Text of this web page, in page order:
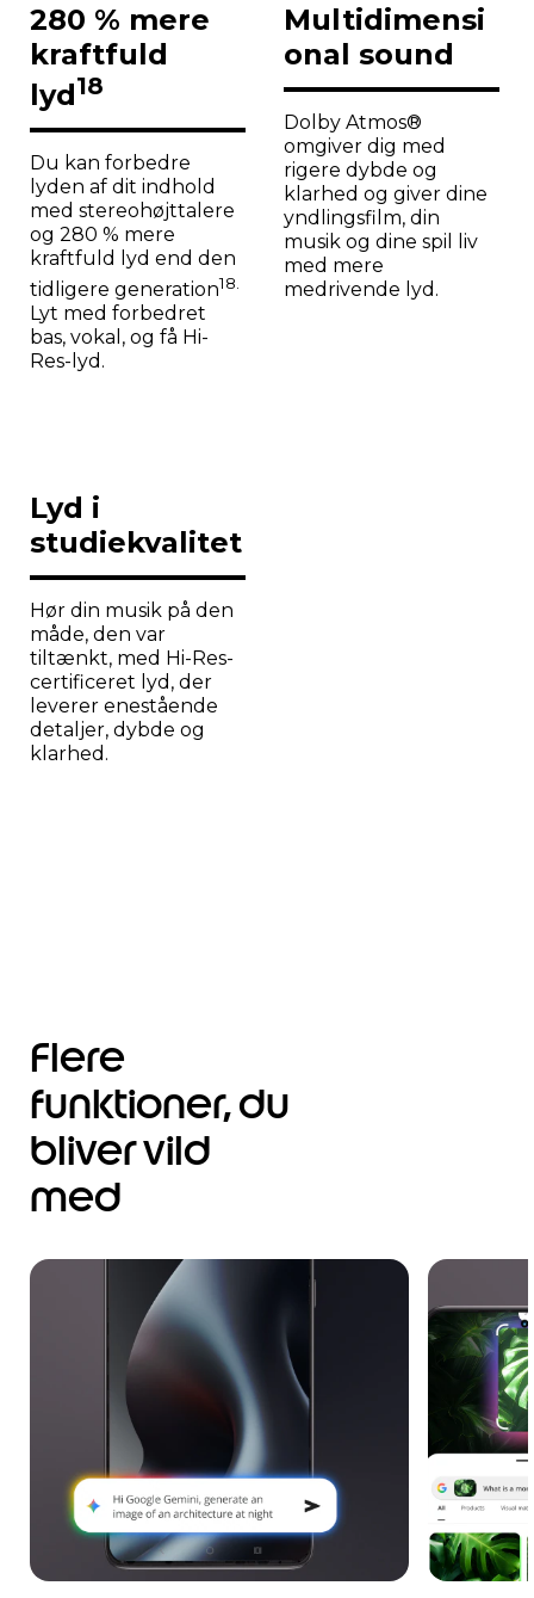
280 % mere
kraftfuld
lyd18
Du kan forbedre
lyden af dit indhold
med stereohøjttalere
og 280 % mere
kraftfuld lyd end den
tidligere generation18.
Lyt med forbedret
bas, vokal, og få Hi-
Res-lyd.
Multidimensi
onal sound
Dolby Atmos®
omgiver dig med
rigere dybde og
klarhed og giver dine
yndlingsfilm, din
musik og dine spil liv
med mere
medrivende lyd.
Lyd i
studiekvalitet
Hør din musik på den
måde, den var
tiltænkt, med Hi-Res-
certificeret lyd, der
leverer enestående
detaljer, dybde og
klarhed.
Flere
funktioner, du
bliver vild
med